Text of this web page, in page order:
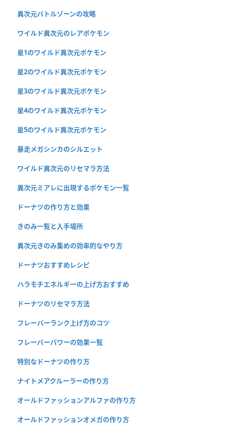
異次元バトルゾーンの攻略
ワイルド異次元のレアポケモン
星1のワイルド異次元ポケモン
星2のワイルド異次元ポケモン
星3のワイルド異次元ポケモン
星4のワイルド異次元ポケモン
星5のワイルド異次元ポケモン
暴走メガシンカのシルエット
ワイルド異次元のリセマラ方法
異次元ミアレに出現するポケモン一覧
ドーナツの作り方と効果
きのみ一覧と入手場所
異次元きのみ集めの効率的なやり方
ドーナツおすすめレシピ
ハラモチエネルギーの上げ方おすすめ
ドーナツのリセマラ方法
フレーバーランク上げ方のコツ
フレーバーパワーの効果一覧
特別なドーナツの作り方
ナイトメアクルーラーの作り方
オールドファッションアルファの作り方
オールドファッションオメガの作り方